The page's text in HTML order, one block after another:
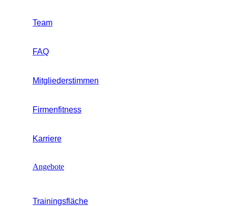
Team
FAQ
Mitgliederstimmen
Firmenfitness
Karriere
Angebote
Trainingsfläche